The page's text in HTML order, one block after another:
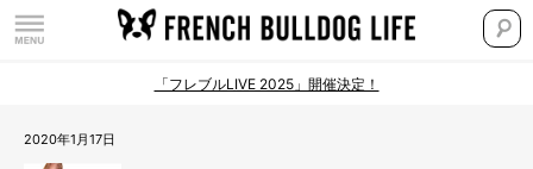
「フレブルLIVE 2025」開催決定！
2020年1月17日